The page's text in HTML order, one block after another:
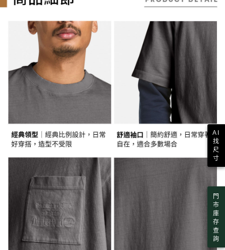
消。如遇「轉專審核」未通過狀況，表示未達大哥付你分期系統評分，恕無
【繳款方式說明】
1.分期款項不併入電信帳單，「大哥付你分期」於每月結算日後寄送繳費提
2.透過簡訊連結打開帳單後，可選擇「超商條碼／台灣大直營門市／銀行轉
帳／街口支付／iPASS MONEY」等通路繳費。
【注意事項】
1.本服務係由「台灣大哥大股份有限公司」（以下簡稱本公司）所提供，讓
用戶於交易時，得透過本服務購買商品或服務，並由商店將買賣／分期付款
買賣價金債權讓與本公司後，依約使用本公司帳單繳交帳款。
2.基於同意付款使用「大哥付你分期」之契約關係目的，商店將以您的個人
資料（包含姓名、電話或地址）提供予台灣大哥大進項蒐集、處理及利用，
由本公司與您本人進行分期帳單所需資料之確認、核對及更正。
3.完整用戶服務條款，請詳閱以下連結：https://oppay.tw/userRule
１．簡單：不需註冊會員、不需綁卡、不需儲值。
３．安心：先確認商品／服務後，再付款。
【「AFTEE先享後付」結帳流程】
１．於結帳方式選擇「AFTEE先享後付」後，將跳轉至「AFTEE先享後付」
結帳頁面，進行簡訊認證並確認金額後，即可完成結帳。
２．訂單成立數日內，您將收到繳費通知簡訊。
３．收到繳費通知簡訊後14天內，點擊此簡訊中的連結，可透過四大超商／
ATM／網路銀行／等多元方式進行付款，方視為交易完成。
※ 請注意：結帳手續完成當下不需立刻繳費，但若您需要取消訂單，請聯絡
購買商品的店家。未經商家同意取消之訂單仍視為有效，需透過AFTEE先享
※ 交易是否成功請以「AFTEE先享後付 」之結帳頁面顯示為準，若有關於
客戶支援中心」https://netprotections.freshdesk.com/support/home
【注意事項】
１．透過由恩沛科技股份有限公司提供之「AFTEE先享後付」服務完成之交
易，需依本服務之必要範圍內提供個人資料，並將交易相關給付款項請求債
權轉讓予恩沛科技股份有限公司。
２．關於個人資料處理事宜，請瀏覽以下網址：
https://aftee.tw/terms/#terms3
３．未成年的使用者請事先徵得法定代理人或監護人之同意方可使用
「AFTEE先享後付」，若未經同意申辦者引起之損失，本公司不負相關責
４．使用「AFTEE先享後付」時，將依據個別帳號之用戶狀況，依本公司即
時審查核予不同之上限額度；若仍有額度不足之情形，本公司將視審查結果
運送方式
全家取貨付款
每筆NT$130，滿NT$2,000(含以上)免運費
付款後全家取貨
每筆NT$130，滿NT$2,000(含以上)免運費
萊爾富取貨付款
每筆NT$130，滿NT$2,000(含以上)免運費
每筆NT$130，滿NT$2,000(含以上)免運費
每筆NT$130，滿NT$2,000(含以上)免運費
付款後7-11取貨
每筆NT$130，滿NT$2,000(含以上)免運費
每筆NT$130，滿NT$2,000(含以上)免運費
門
市
庫
存
查
詢
AI
找
尺
寸